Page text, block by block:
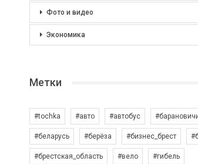
Фото и видео
Экономика
Метки
#tochka #авто #автобус
#беларусь #берёза #бизнес_брест
#брестская_область #вело #гибель